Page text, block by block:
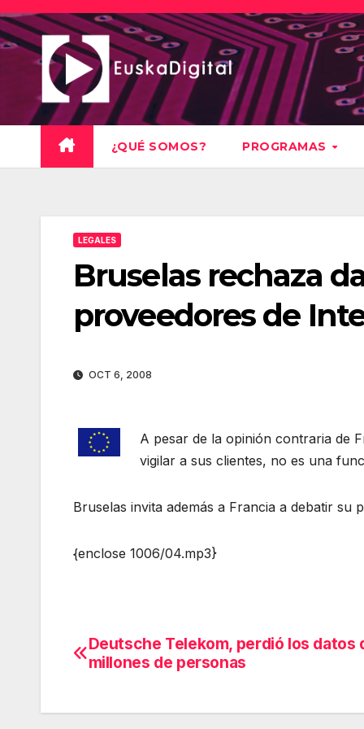
Saltar
al
contenido
¿QUÉ SOMOS? PROGRAMAS
LEGALES
Bruselas rechaza
proveedores de
OCT 6, 2008
A pesar de la opinión contraria de
vigilar a sus clientes, no es una
Bruselas invita además a Francia a debatir su
{enclose 1006/04.mp3}
Navegación
entradas
Deutsche Telekom, perdió los datos
millones de personas